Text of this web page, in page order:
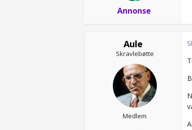
Annonse
Aule
Skravlebøtte
Medlem